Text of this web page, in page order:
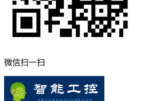
微信扫一扫